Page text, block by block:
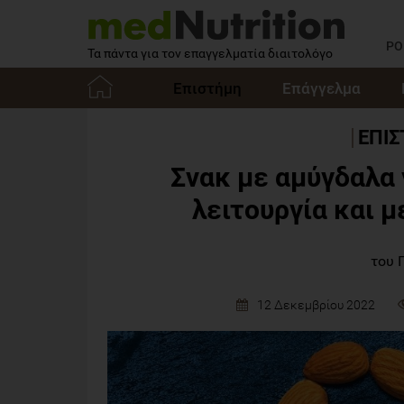
Τα πάντα για τον επαγγελματία διαιτολόγο
Επιστήμη Επάγγελμα
Σνακ με αμύγδαλα
λειτουργία και
του
12 Δεκεμβρίου 2022